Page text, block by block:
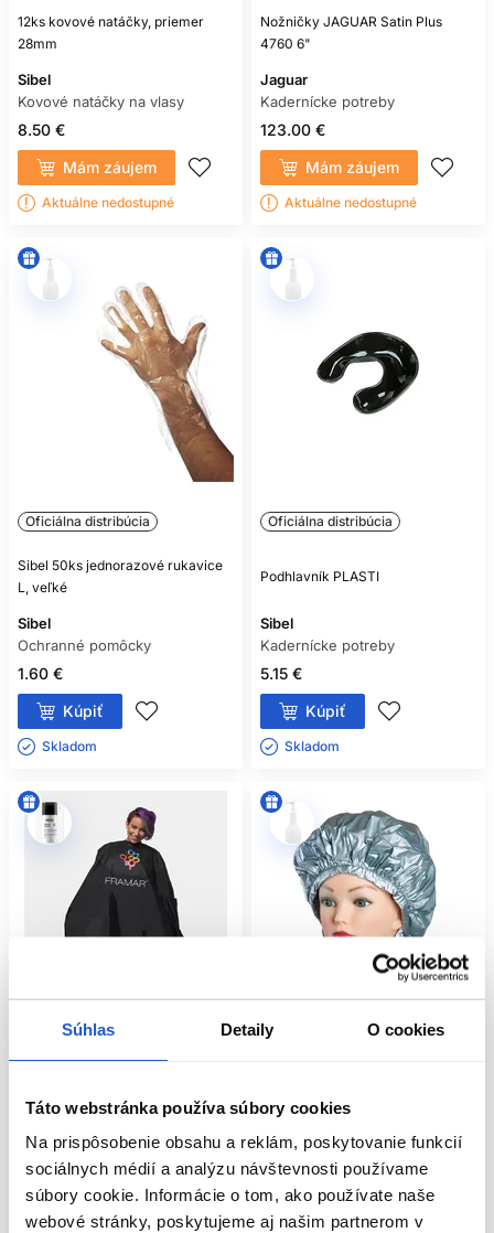
Súhlas Detaily O cookies
Táto webstránka používa súbory cookies
Na prispôsobenie obsahu a reklám, poskytovanie funkcií
sociálnych médií a analýzu návštevnosti používame
súbory cookie. Informácie o tom, ako používate naše
webové stránky, poskytujeme aj našim partnerom v
12ks kovové natáčky, priemer
28mm
Sibel
Kovové natáčky na vlasy
8.50 €
Mám záujem
Aktuálne nedostupné
Nožničky JAGUAR Satin Plus
4760 6"
Jaguar
Kadernícke potreby
123.00 €
Mám záujem
Aktuálne nedostupné
Oficiálna distribúcia
Sibel 50ks jednorazové rukavice
L, veľké
Sibel
Ochranné pomôcky
1.60 €
Kúpiť
Skladom ㅤ
Oficiálna distribúcia
Podhlavník PLASTI
Sibel
Kadernícke potreby
5.15 €
Kúpiť
Skladom ㅤ
Framar pláštenka na farbenie
Framar
Kadernícke potreby
26.60 €
Čiapka na trvalú Alu-Cap super
Sibel
Kadernícke potreby
7.70 €